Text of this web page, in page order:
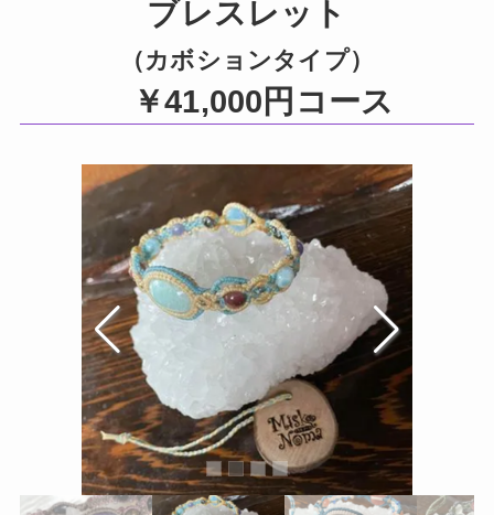
ブレスレット
（カボションタイプ）
￥41,000円コース